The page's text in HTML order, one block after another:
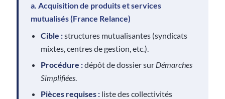
a. Acquisition de produits et services
mutualisés (France Relance)
Cible :structures mutualisantes (syndicats
mixtes, centres de gestion, etc.).
Procédure :dépôt de dossier sur Démarches
Simplifiées
Pièces requises : liste des collectivités